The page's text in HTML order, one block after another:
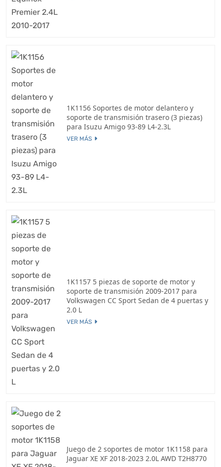
1K1156 Soportes de motor delantero y
soporte de transmisión trasero (3 piezas)
para Isuzu Amigo 93-89 L4-2.3L
VER MÁS
1K1157 5 piezas de soporte de motor y
soporte de transmisión 2009-2017 para
Volkswagen CC Sport Sedan de 4 puertas y
2.0 L
VER MÁS
Juego de 2 soportes de motor 1K1158 para
Jaguar XE XF 2018-2023 2.0L AWD T2H8770